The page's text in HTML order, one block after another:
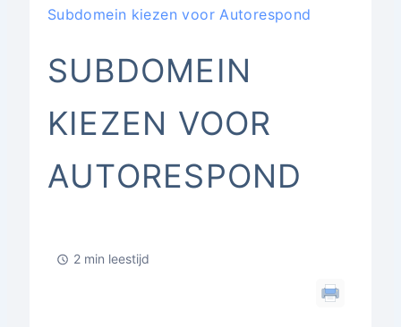
Subdomein kiezen voor Autorespond
SUBDOMEIN
KIEZEN VOOR
AUTORESPOND
2 min leestijd